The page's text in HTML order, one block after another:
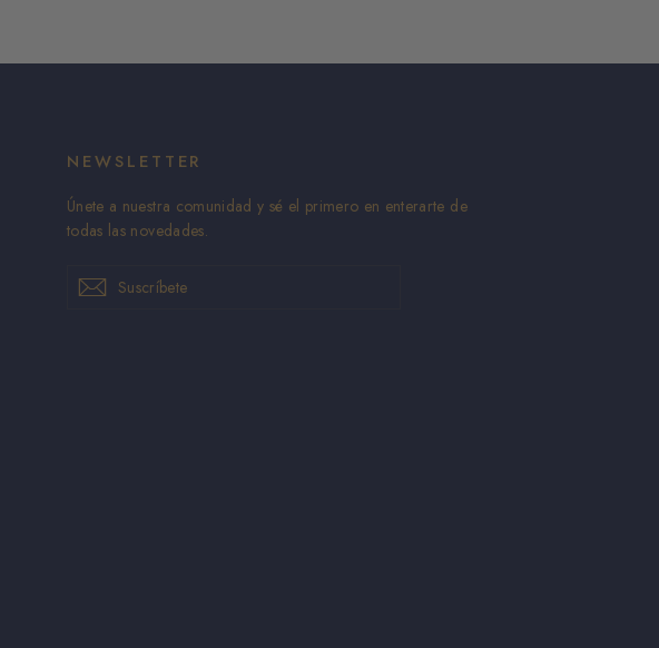
NEWSLETTER
Únete a nuestra comunidad y sé el primero en enterarte de
todas las novedades.
Suscríbete
SuscribirSuscribir